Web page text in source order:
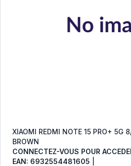
XIAOMI REDMI NOTE 15 PRO+ 5G
BROWN
CONNECTEZ-VOUS POUR
EAN: 6932554481605